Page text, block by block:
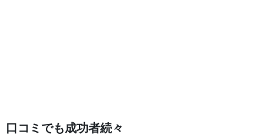
口コミでも成功者続々